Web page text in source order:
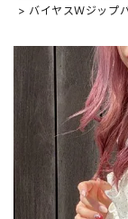
バイヤスＷジップ